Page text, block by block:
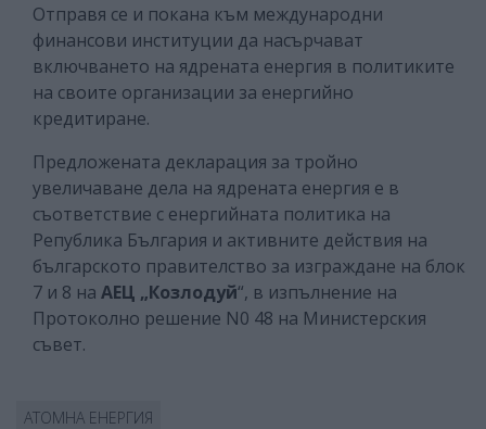
Отправя се и покана към международни
финансови институции да насърчават
включването на ядрената енергия в политиките
на своите организации за енергийно
кредитиране.
Предложената декларация за тройно
увеличаване дела на ядрената енергия е в
съответствие с енергийната политика на
Република България и активните действия на
българското правителство за изграждане на блок
7 и 8 на АЕЦ „Козлодуй“, в изпълнение на
Протоколно решение N0 48 на Министерския
съвет.
АТОМНА ЕНЕРГИЯ